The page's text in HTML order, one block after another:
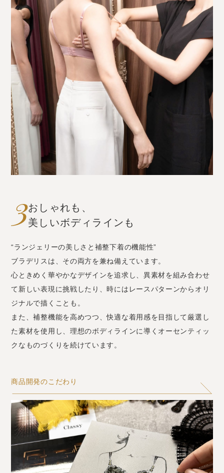
おしゃれも、
美しいボディラインも
“ランジェリーの美しさと補整下着の機能性”
ブラデリスは、その両方を兼ね備えています。
心ときめく華やかなデザインを追求し、異素材を組み合わせ
て新しい表現に挑戦したり、時にはレースパターンからオリ
ジナルで描くことも。
また、補整機能を高めつつ、快適な着用感を目指して厳選し
た素材を使用し、理想のボディラインに導くオーセンティッ
クなものづくりを続けています。
商品開発のこだわり